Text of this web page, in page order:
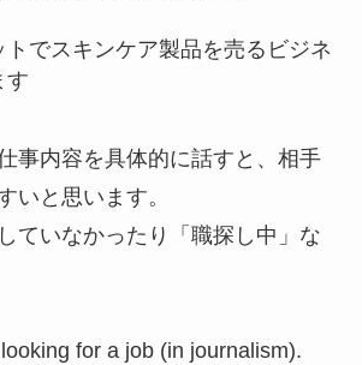
トでスキンケア製品を売るビジネ
す
事内容を具体的に話すと、相手
いと思います。
ていなかったり「職探し中」な
for a job (in journalism).